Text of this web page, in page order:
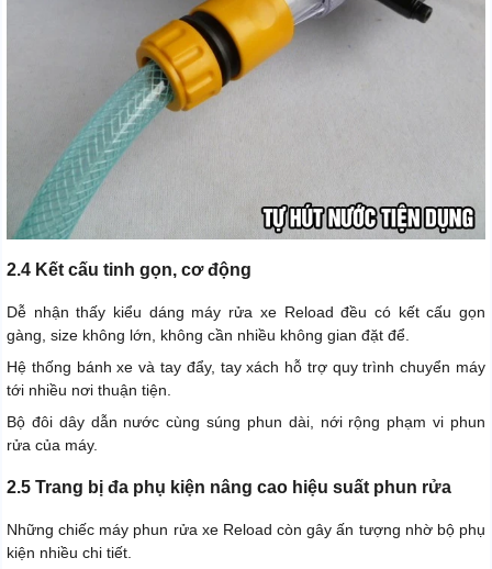
2.4 Kết cấu tinh gọn, cơ động
Dễ nhận thấy kiểu dáng máy rửa xe Reload đều có kết cấu gọn
gàng, size không lớn, không cần nhiều không gian đặt để.
Hệ thống bánh xe và tay đẩy, tay xách hỗ trợ quy trình chuyển máy
tới nhiều nơi thuận tiện.
Bộ đôi dây dẫn nước cùng súng phun dài, nới rộng phạm vi phun
rửa của máy.
2.5 Trang bị đa phụ kiện nâng cao hiệu suất phun rửa
Những chiếc máy phun rửa xe Reload còn gây ấn tượng nhờ bộ phụ
kiện nhiều chi tiết.